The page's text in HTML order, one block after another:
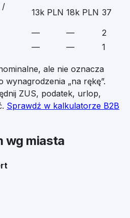
/
13k PLN 18k PLN 37
— —
2
— — 1
ale nie oznacza
„na rękę”.
ZUS, podatek, urlop,
Sprawdź w kalkulatorze B2B
wg miasta